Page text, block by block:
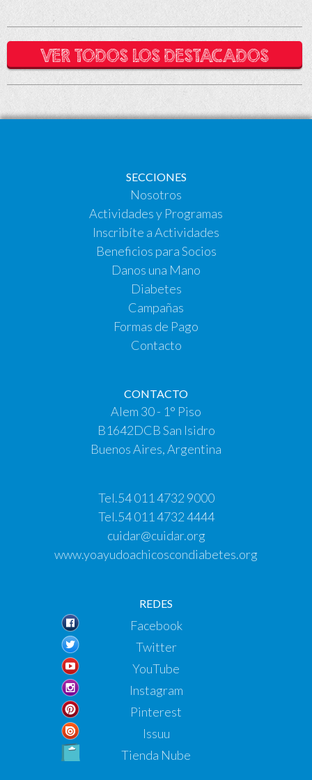
VER TODOS LOS DESTACADOS
SECCIONES
Nosotros
Actividades y Programas
Inscribíte a Actividades
Beneficios para Socios
Danos una Mano
Diabetes
Campañas
Formas de Pago
Contacto
CONTACTO
Alem 30 - 1° Piso
B1642DCB San Isidro
Buenos Aires, Argentina
Tel.54 011 4732 9000
Tel.54 011 4732 4444
cuidar@cuidar.org
www.yoayudoachicoscondiabetes.org
REDES
Facebook
Twitter
YouTube
Instagram
Pinterest
Issuu
Tienda Nube